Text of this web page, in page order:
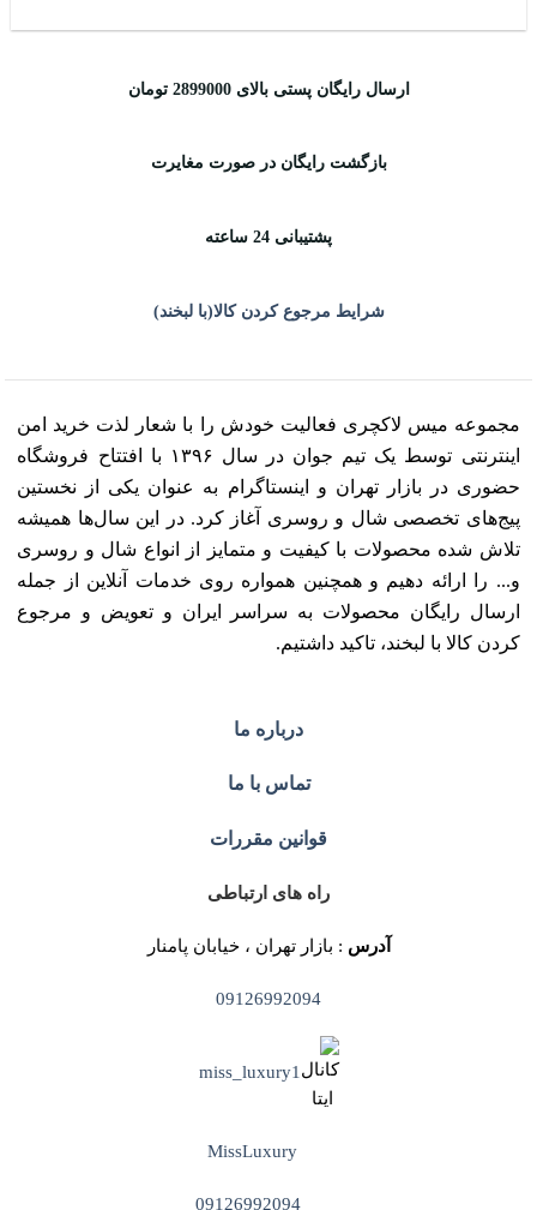
ارسال رایگان پستی بالای 2899000 تومان
بازگشت رایگان در صورت مغایرت
پشتیبانی 24 ساعته
شرایط مرجوع کردن کالا(با لبخند)
مجموعه میس لاکچری فعالیت خودش را با شعار لذت خرید امن
اینترنتی توسط یک تیم جوان در سال ۱۳۹۶ با افتتاح فروشگاه
حضوری در بازار تهران و اینستاگرام به عنوان یکی از نخستین
پیج‌های تخصصی شال و روسری آغاز کرد. در این سال‌ها همیشه
تلاش شده محصولات با کیفیت و متمایز از انواع شال و روسری
و... را ارائه دهیم و همچنین همواره روی خدمات آنلاین از جمله
ارسال رایگان محصولات به سراسر ایران و تعویض و مرجوع
کردن کالا با لبخند، تاکید داشتیم.
درباره ما
تماس با ما
قوانین مقررات
راه های ارتباطی
آدرس : بازار تهران ، خیابان پامنار
09126992094
miss_luxury1
MissLuxury
09126992094